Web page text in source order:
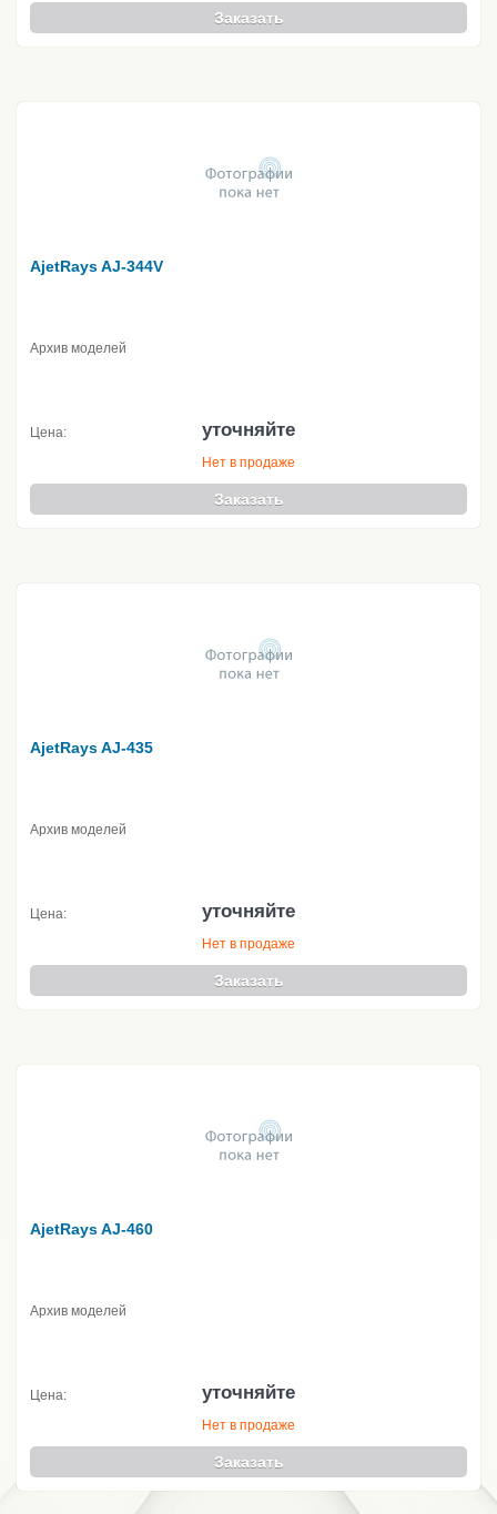
Заказать
AjetRays AJ-344V
Архив моделей
Цена: уточняйте
Нет в продаже
Заказать
AjetRays AJ-435
Архив моделей
Цена: уточняйте
Нет в продаже
Заказать
AjetRays AJ-460
Архив моделей
Цена: уточняйте
Нет в продаже
Заказать